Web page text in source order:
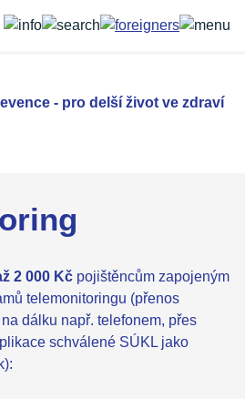
- pro delší život ve zdraví
2 000 Kč pojištěncům zapojeným
telemonitoringu (přenos
dálku např. telefonem, přes
schválené SÚKL jako